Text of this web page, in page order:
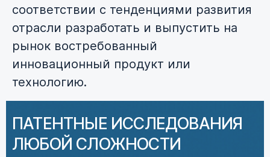
соответствии с тенденциями развития
отрасли разработать и выпустить на
рынок востребованный
инновационный продукт или
технологию.
ПАТЕНТНЫЕ ИССЛЕДОВАНИЯ
ЛЮБОЙ СЛОЖНОСТИ